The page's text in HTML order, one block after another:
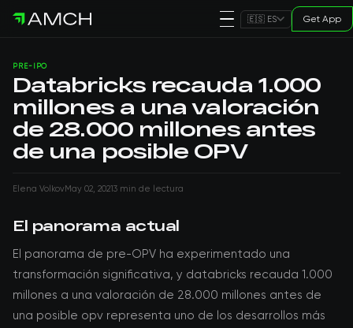
🇪🇸 ES Get App
PRE-IPO
Databricks recauda 1.000
millones a una valoración
de 28.000 millones antes
de una posible OPV
Elena VolkovMay 02, 20213 min de lectura
El panorama actual
El panorama de pre-OPV ha experimentado una
transformación significativa, y databricks recauda 1.000
millones a una valoración de 28.000 millones antes de
una posible opv representa uno de los desarrollos más